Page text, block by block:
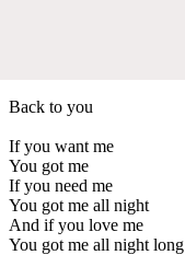
Back to you
If you want me
You got me
If you need me
You got me all night
And if you love me
You got me all night long